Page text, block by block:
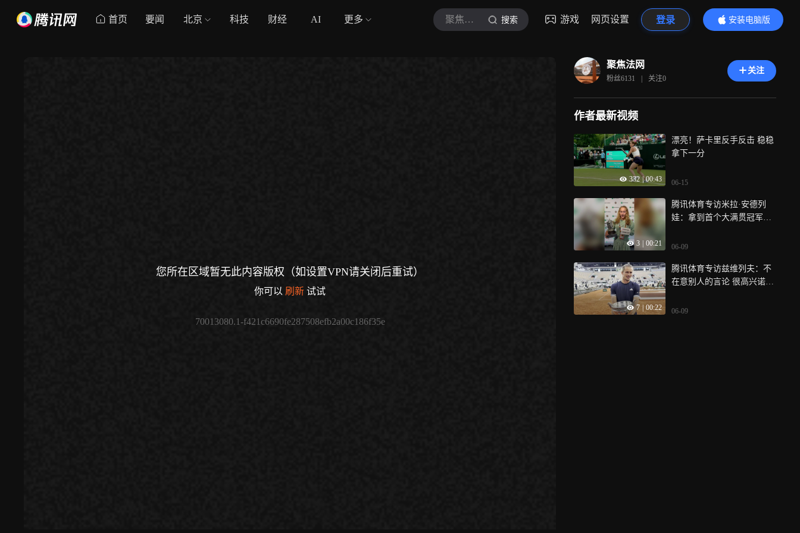
首页 要闻 北京 科技 财经 AI 更多 聚焦法网 搜索 游戏 网页设置 登录
安装电脑版
内容更精彩
您所在区域暂无此内容版权（如设置VPN请关闭后重试）
你可以 刷新 试试
70013080.1-f421c6690fe287508efb2a00c186f35e
聚焦法网
粉丝6131 | 关注0
关注
作者最新视频
332 | 00:43
漂亮！萨卡里反手反击 稳稳
拿下一分
06-15
3 00:21
腾讯体育专访米拉·安德列
娃：拿到首个大满贯冠军感
06-09
7 00:22
腾讯体育专访兹维列夫：不
在意别人的言论 很高兴诺兰
06-09